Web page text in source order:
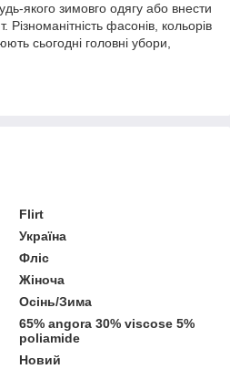
якого зимовго одягу або внести
Різноманітність фасонів, кольорів
сьогодні головні убори,
Flirt
Україна
Фліс
Жіноча
Осінь/Зима
65% angora 30% viscose 5%
poliamide
Новий